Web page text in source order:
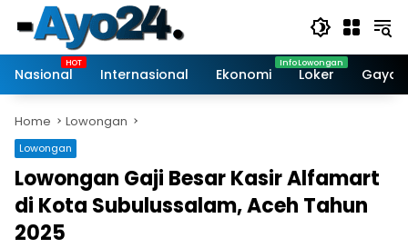
content
Nasional
Internasional Ekonomi Loker Gaya
Home Lowongan
Lowongan
Lowongan Gaji Besar Kasir Alfamart
di Kota Subulussalam, Aceh Tahun
2025